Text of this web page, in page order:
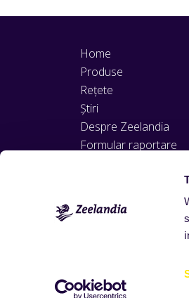
Home
Produse
Rețete
Știri
Despre Zeelandia
Formular raportare
avertizarea de interes
public